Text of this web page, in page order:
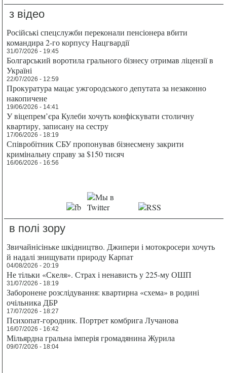
з відео
Російські спецслужби переконали пенсіонера вбити
командира 2-го корпусу Нацгвардії
31/07/2026 - 19:45
Болгарський воротила грального бізнесу отримав ліцензії в
Україні
22/07/2026 - 12:59
Прокуратура мацає ужгородського депутата за незаконно
накопичене
19/06/2026 - 14:41
У віцепрем’єра Кулеби хочуть конфіскувати столичну
квартиру, записану на сестру
17/06/2026 - 18:19
Співробітник СБУ пропонував бізнесмену закрити
кримінальну справу за $150 тисяч
16/06/2026 - 16:56
в полі зору
Звичайнісіньке шкідництво. Джипери і мотокросери хочуть
й надалі знищувати природу Карпат
04/08/2026 - 20:19
Не тільки «Скеля». Страх і ненависть у 225-му ОШП
31/07/2026 - 18:19
Заборонене розслідування: квартирна «схема» в родині
очільника ДБР
17/07/2026 - 18:27
Психопат-городник. Портрет комбрига Лучанова
16/07/2026 - 16:42
Мільярдна гральна імперія громадянина Журила
09/07/2026 - 18:04